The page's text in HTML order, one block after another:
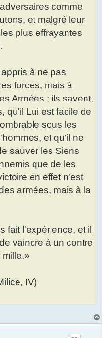
comme
et malgré leur
plus effrayantes
à ne pas
forces, mais à
Armées ; ils savent,
qu'il Lui est facile de
sous les
et qu'il ne
sauver les Siens
que de les
en effet n'est
armées, mais à la
fait l'expérience, et il
vaincre à un contre
mille.»
IV)